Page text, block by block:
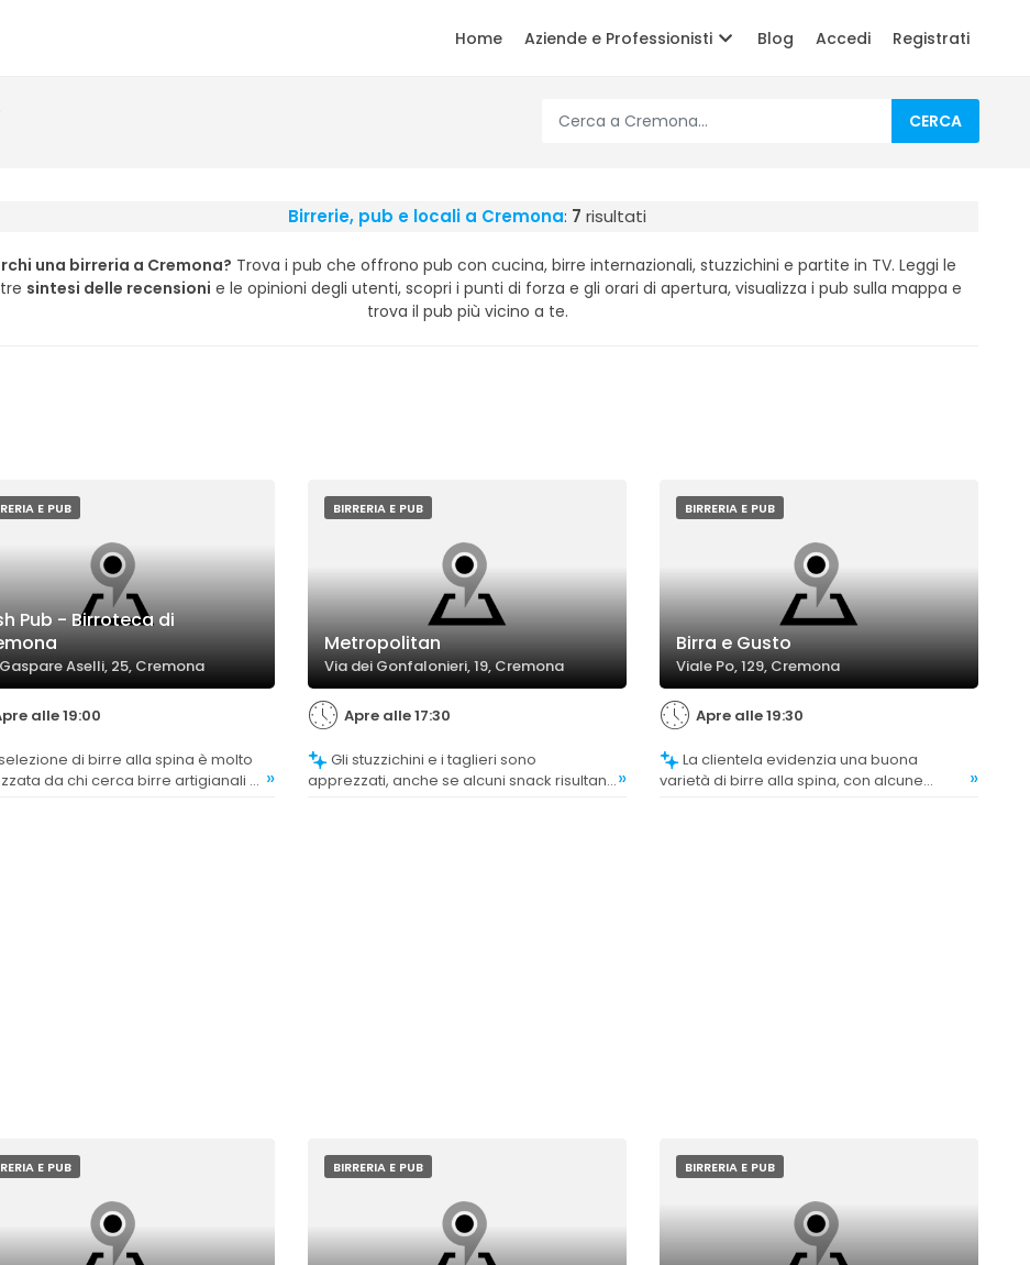
Home Aziende e Professionisti Blog Accedi Registrati
CERCA
Birrerie, pub e locali a Cremona: 7 risultati
una birreria a Cremona? Trova i pub che offrono pub con cucina, birre internazionali, stuzzichini e partite in TV. Leggi le
sintesi delle recensioni e le opinioni degli utenti, scopri i punti di forza e gli orari di apertura, visualizza i pub sulla mappa e
trova il pub più vicino a te.
E PUB
Pub - Birroteca di
Aselli, 25, Cremona
alle 19:00
da chi cerca birre artigianali e »
BIRRERIA E PUB
Metropolitan
Via dei Gonfalonieri, 19, Cremona
Apre alle 17:30
Gli stuzzichini e i taglieri sono
apprezzati, anche se alcuni snack risultano»
BIRRERIA E PUB
Birra e Gusto
Viale Po, 129, Cremona
Apre alle 19:30
La clientela evidenzia una buona
varietà di birre alla spina, con alcune
»
E PUB BIRRERIA E PUB BIRRERIA E PUB